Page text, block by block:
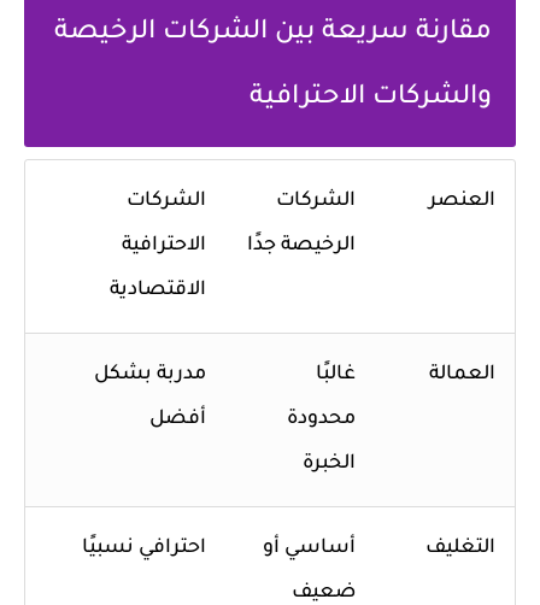
مقارنة سريعة بين الشركات الرخيصة
والشركات الاحترافية
العنصر الشركات
الرخيصة جدًا
الشركات
الاحترافية
الاقتصادية
العمالة غالبًا
محدودة
الخبرة
مدربة بشكل
أفضل
التغليف أساسي أو
ضعيف
احترافي نسبيًا